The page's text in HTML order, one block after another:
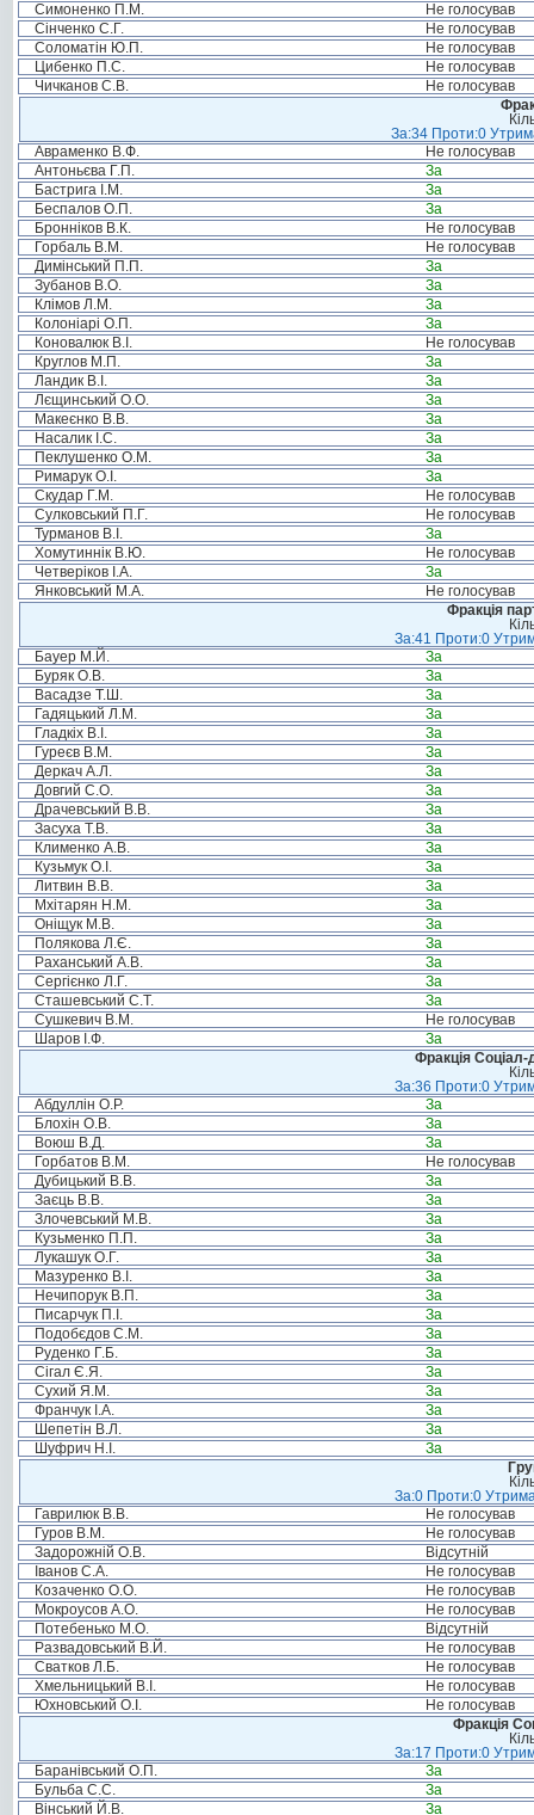
Симоненко П.М.
Не голосував
Сінченко С.Г.
Не голосував
Соломатін Ю.П.
Не голосував
Цибенко П.С.
Не голосував
Чичканов С.В.
Не голосував
За:34 Проти:0
Авраменко В.Ф.
Не голосував
Антоньєва Г.П.
За
Бастрига І.М.
За
Беспалов О.П.
За
Бронніков В.К.
Не голосував
Горбаль В.М.
Не голосував
Димінський П.П.
За
Зубанов В.О.
За
Клімов Л.М.
За
Колоніарі О.П.
За
Коновалюк В.І.
Не голосував
Круглов М.П.
За
Ландик В.І.
За
Лєщинський О.О.
За
Макеєнко В.В.
За
Насалик І.С.
За
Пеклушенко О.М.
За
Римарук О.І.
За
Скудар Г.М.
Не голосував
Сулковський П.Г.
Не голосував
Турманов В.І.
За
Хомутиннік В.Ю.
Не голосував
Четверіков І.А.
За
Янковський М.А.
Не голосував
Фракція
За:41 Проти:0
Бауер М.Й.
За
Буряк О.В.
За
Васадзе Т.Ш.
За
Гадяцький Л.М.
За
Гладкіх В.І.
За
Гуреєв В.М.
За
Деркач А.Л.
За
Довгий С.О.
За
Драчевський В.В.
За
Засуха Т.В.
За
Клименко А.В.
За
Кузьмук О.І.
За
Литвин В.В.
За
Мхітарян Н.М.
За
Оніщук М.В.
За
Полякова Л.Є.
За
Раханський А.В.
За
Сергієнко Л.Г.
За
Сташевський С.Т.
За
Сушкевич В.М.
Не голосував
Шаров І.Ф.
За
Фракція Соціал-
За:36 Проти:0
Абдуллін О.Р.
За
Блохін О.В.
За
Воюш В.Д.
За
Горбатов В.М.
Не голосував
Дубицький В.В.
За
Заєць В.В.
За
Злочевський М.В.
За
Кузьменко П.П.
За
Лукашук О.Г.
За
Мазуренко В.І.
За
Нечипорук В.П.
За
Писарчук П.І.
За
Подобєдов С.М.
За
Руденко Г.Б.
За
Сігал Є.Я.
За
Сухий Я.М.
За
Франчук І.А.
За
Шепетін В.Л.
За
Шуфрич Н.І.
За
За:0 Проти:0
Гаврилюк В.В.
Не голосував
Гуров В.М.
Не голосував
Задорожній О.В.
Відсутній
Іванов С.А.
Не голосував
Козаченко О.О.
Не голосував
Мокроусов А.О.
Не голосував
Потебенько М.О.
Відсутній
Развадовський В.Й.
Не голосував
Сватков Л.Б.
Не голосував
Хмельницький В.І.
Не голосував
Юхновський О.І.
Не голосував
Фракція
За:17 Проти:0
Баранівський О.П.
За
Бульба С.С.
За
Вінський Й.В.
За